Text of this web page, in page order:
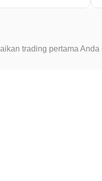
trading pertama